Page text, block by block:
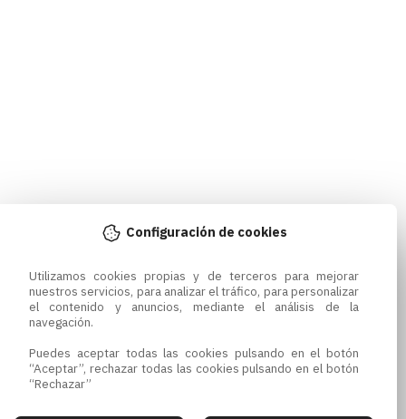
Configuración de cookies
Utilizamos cookies propias y de terceros para mejorar
nuestros servicios, para analizar el tráfico, para personalizar
el contenido y anuncios, mediante el análisis de la
navegación.
Puedes aceptar todas las cookies pulsando en el botón
“Aceptar”, rechazar todas las cookies pulsando en el botón
“Rechazar”